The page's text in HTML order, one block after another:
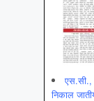
एस.सी.,
निकाल